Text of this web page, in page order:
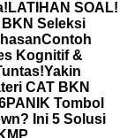
LATIHAN SOAL!
Seleksi
Contoh
Kognitif &
Yakin
CAT BKN
PANIK Tombol
Ini 5 Solusi